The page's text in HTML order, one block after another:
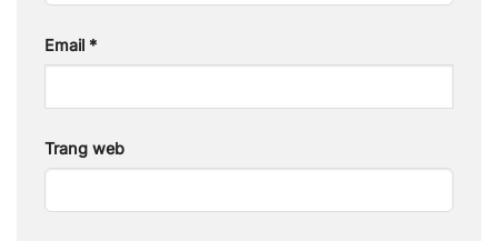
Email *
Trang web